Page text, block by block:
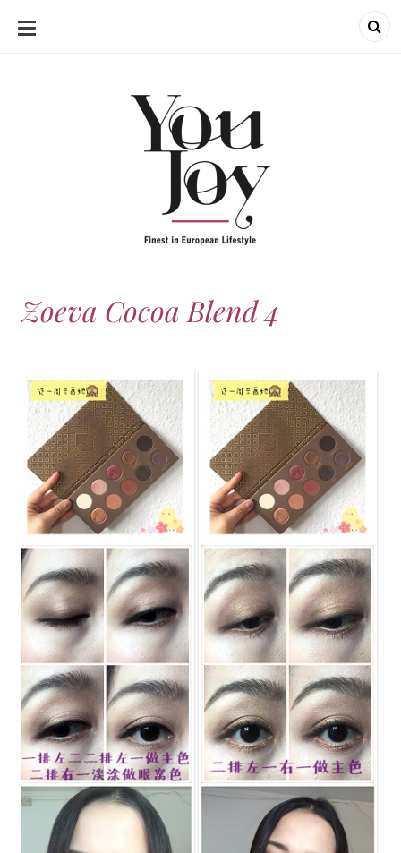
SKIP
Zoeva Cocoa Blend 4